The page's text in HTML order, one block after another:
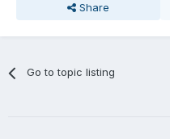
Share
Go to topic listing